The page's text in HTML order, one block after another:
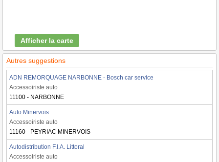
Afficher la carte
Autres suggestions
ADN REMORQUAGE NARBONNE - Bosch car service
Accessoiriste auto
11100 - NARBONNE
Auto Minervois
Accessoiriste auto
11160 - PEYRIAC MINERVOIS
Autodistribution F.I.A. Littoral
Accessoiriste auto